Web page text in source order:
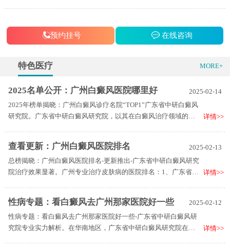
预约挂号 在线咨询
特色医疗 MORE+
2025-02-14
2025名单公开：广州白癜风医院哪里好
2025年榜单揭晓：广州白癜风诊疗名院“TOP1”广东省中研白癜风
研究院。广东省中研白癜风研究院，以其在白癜风治疗领域的独
与特色服务。
详情>>
2025-02-13
查看更新：广州白癜风医院排名
总榜揭晓：广州白癜风医院排名-更新推出-广东省中研白癜风研究
院治疗效果显著。广州专业治疗皮肤病的医院排名：1、广东省中
的服务以及对皮肤病深入的研究，赢得了广大患者的认可与信
赖。
详情>>
2025-02-12
性病专题：看白癜风去广州那家医院好一些
性病专题：看白癜风去广州那家医院好一些-广东省中研白癜风研
究院专业实力解析。在华南地区，广东省中研白癜风研究院在白
详情>>